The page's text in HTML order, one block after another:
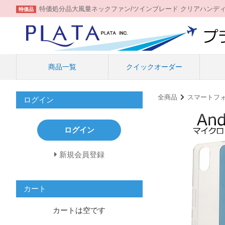
特価品 特価処分品大風量ネックファン/ツインブレード クリアハンデ
商品一覧 クイックオーダー
全商品 スマートフ
ログイン
ログイン
新規会員登録
カート
カートは空です